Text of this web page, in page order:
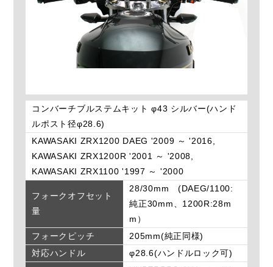
コンバーチブルステムキット φ43 シルバー(ハンド
ルポスト径φ28.6)
KAWASAKI ZRX1200 DAEG '2009 ～ '2016,
KAWASAKI ZRX1200R '2001 ～ '2008,
KAWASAKI ZRX1100 '1997 ～ '2000
フォークオフセット
量
28/30mm (DAEG/1100:
純正30mm、1200R:28m
m）
フォークピッチ
205mm(純正同様)
対応ハンドル
φ28.6(ハンドルロック可)